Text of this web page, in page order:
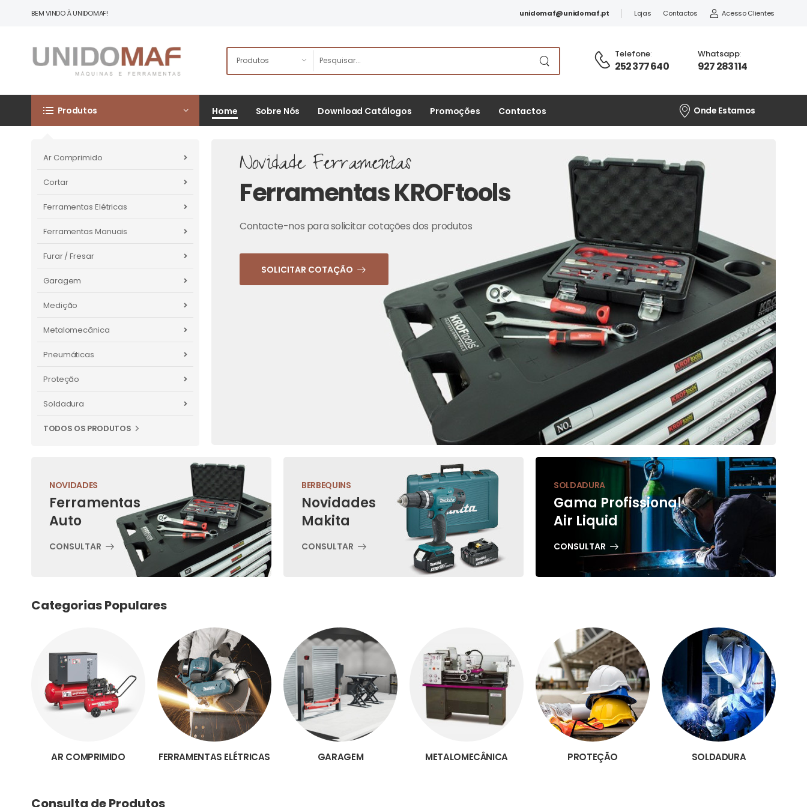
BEM VINDO À UNIDOMAF! unidomaf@unidomaf.pt Lojas Contactos Acesso Clientes
Telefone:
252 377 640
Whatsapp:
927 283 114
Produtos
Ar Comprimido
Cortar
Ferramentas Elétricas
Ferramentas Manuais
Furar / Fresar
Garagem
Medição
Metalomecânica
Pneumáticas
Proteção
Soldadura
TODOS OS PRODUTOS
Home Sobre Nós Download Catálogos Promoções Contactos Onde Estamos
Novidade Ferramentas
Ferramentas KROFtools
Contacte-nos para solicitar cotações dos produtos
SOLICITAR COTAÇÃO
NOVIDADES
Ferramentas
Auto
CONSULTAR
BERBEQUINS
Novidades
Makita
CONSULTAR
SOLDADURA
Gama Profissional
Air Liquid
CONSULTAR
Categorias Populares
AR COMPRIMIDO FERRAMENTAS ELÉTRICAS GARAGEM METALOMECÂNICA PROTEÇÃO SOLDADURA
Consulta de Produtos